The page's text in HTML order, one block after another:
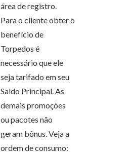
área de registro.
Para o cliente obter o
benefício de
Torpedos é
necessário que ele
seja tarifado em seu
Saldo Principal. As
demais promoções
ou pacotes não
geram bônus. Veja a
ordem de consumo: